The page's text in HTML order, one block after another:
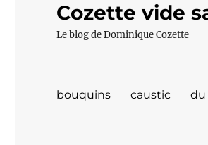
Cozette vide
Le blog de Dominique Cozette
bouquins caustic du